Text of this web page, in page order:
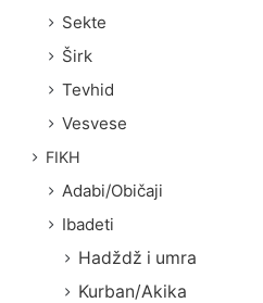
Sekte
Širk
Tevhid
Vesvese
FIKH
Adabi/Običaji
Ibadeti
Hadždž i umra
Kurban/Akika